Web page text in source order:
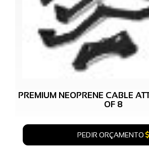
PREMIUM NEOPRENE CABLE
OF 8
PEDIR ORÇAMENTO